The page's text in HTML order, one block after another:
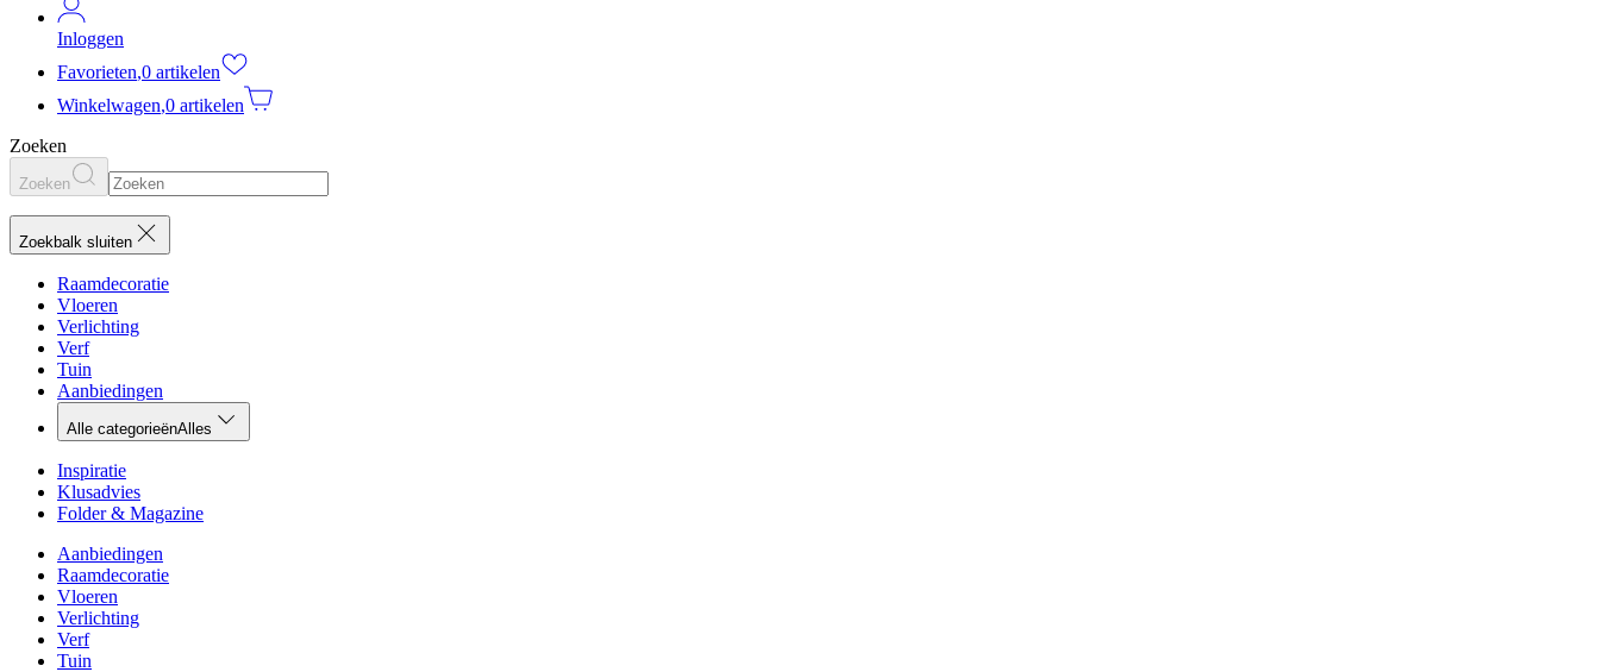
Inloggen
Favorieten,0 artikelen
Winkelwagen,0 artikelen
Zoeken
Zoeken
Zoekbalk sluiten
Raamdecoratie
Vloeren
Verlichting
Verf
Tuin
Aanbiedingen
Alle categorieënAlles
Inspiratie
Klusadvies
Folder & Magazine
Aanbiedingen
Raamdecoratie
Vloeren
Verlichting
Verf
Tuin